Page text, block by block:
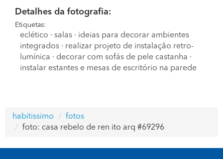
Detalhes da fotografia:
Etiquetas:
eclético · salas · ideias para decorar ambientes
integrados · realizar projeto de instalação retro-
lumínica · decorar com sofás de pele castanha ·
instalar estantes e mesas de escritório na parede
habitissimo
fotos
foto: casa rebelo de ren ito arq #69296